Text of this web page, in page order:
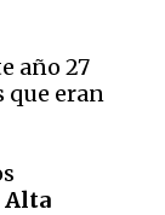
año 27
que eran
Alta